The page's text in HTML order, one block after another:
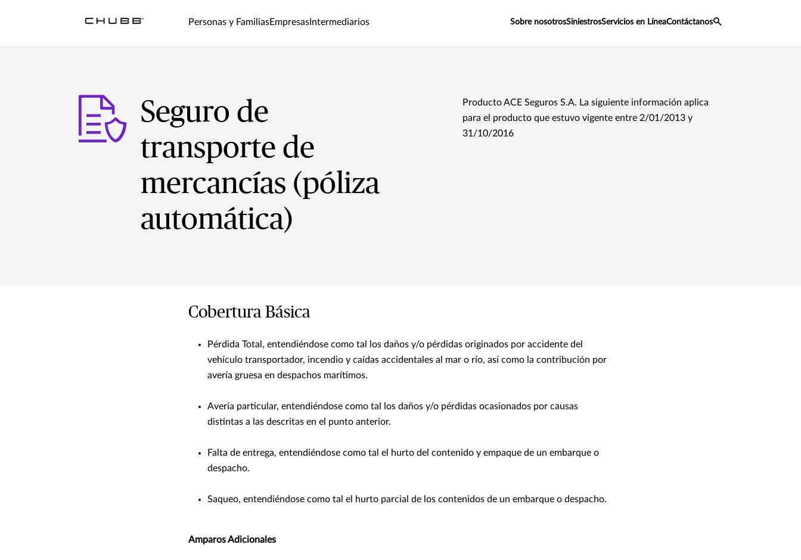
Personas y FamiliasEmpresas Intermediarios Sobre nosotrosSiniestrosServicios en LíneaContáctanos
Seguro de
transporte de
mercancías (póliza
automática)
Producto ACE Seguros S.A. La siguiente información aplica
para el producto que estuvo vigente entre 2/01/2013 y
31/10/2016
Cobertura Básica
Pérdida Total, entendiéndose como tal los daños y/o pérdidas originados por accidente del
vehículo transportador, incendio y caídas accidentales al mar o río, así como la contribución por
avería gruesa en despachos marítimos.
Avería particular, entendiéndose como tal los daños y/o pérdidas ocasionados por causas
distintas a las descritas en el punto anterior.
Falta de entrega, entendiéndose como tal el hurto del contenido y empaque de un embarque o
despacho.
Saqueo, entendiéndose como tal el hurto parcial de los contenidos de un embarque o despacho.
Amparos Adicionales